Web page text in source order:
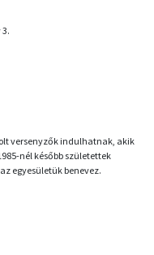
versenyzők indulhatnak, akik
nél később születettek
egyesületük benevez.